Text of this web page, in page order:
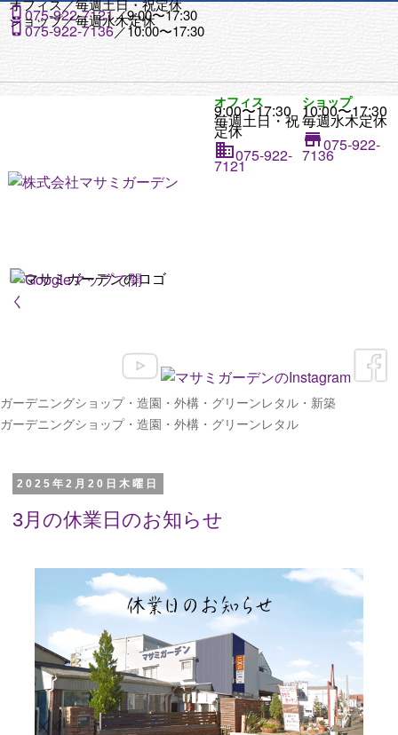
オフィス／毎週土日・祝定休
 075-922-7121／9:00〜17:30
ショップ／毎週水木定休
 075-922-7136／10:00〜17:30
オフィス
9:00〜17:30
毎週土日・祝
定休
075-922-
7121
ショップ
10:00〜17:30
毎週水木定休
075-922-
7136
ガーデニングショップ・造園・外構・グリーンレタル・新築
ガーデニングショップ・造園・外構・グリーンレタル
2025年2月20日木曜日
3月の休業日のお知らせ